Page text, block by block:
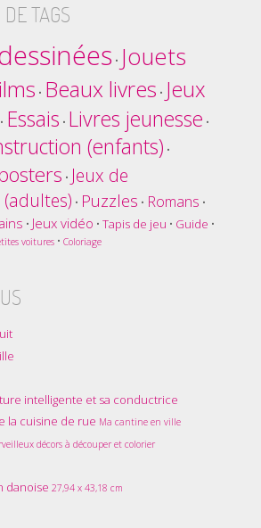
TAGS
• Jouets
• Beaux livres • Jeux
• Essais • Livres jeunesse •
(enfants) •
• Jeux de
• Puzzles • Romans •
• Jeux vidéo • Tapis de jeu • Guide •
voitures• Coloriage
intelligente et sa conductrice
la cuisine de rue Ma cantine en ville
décors à découper et colorier
danoise 27,94 x 43,18 cm